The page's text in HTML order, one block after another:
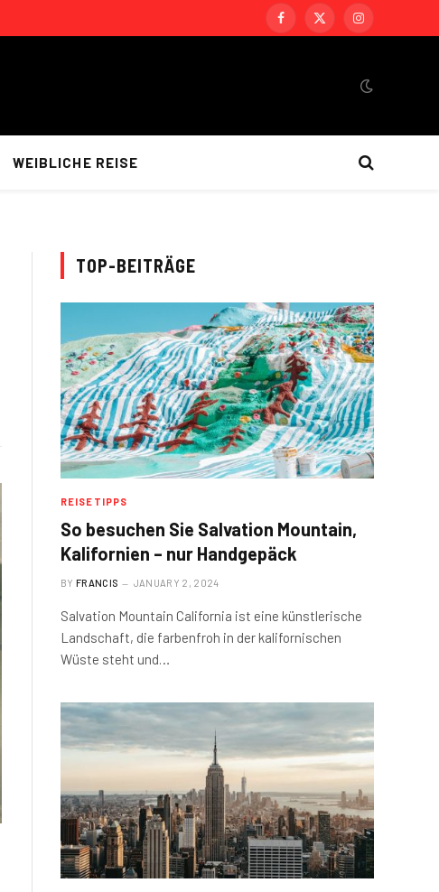
Facebook
X
Instagram
WEIBLICHE REISE
TOP-BEITRÄGE
REISETIPPS
So besuchen Sie Salvation Mountain,
Kalifornien – nur Handgepäck
BY FRANCIS JANUARY 2, 2024
Salvation Mountain California ist eine künstlerische
Landschaft, die farbenfroh in der kalifornischen
Wüste steht und…